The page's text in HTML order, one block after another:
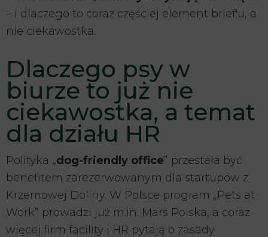
– i dlaczego to coraz częściej element brief'u, a
nie ciekawostka.
Dlaczego psy w
biurze to już nie
ciekawostka, a temat
dla działu HR
Polityka „dog-friendly office” przestała być
benefitem zarezerwowanym dla startupów z
Krzemowej Doliny. W Polsce program „Pets at
Work” prowadzi już m.in. Mars Polska, a coraz
więcej firm facility i HR pytają o zasady